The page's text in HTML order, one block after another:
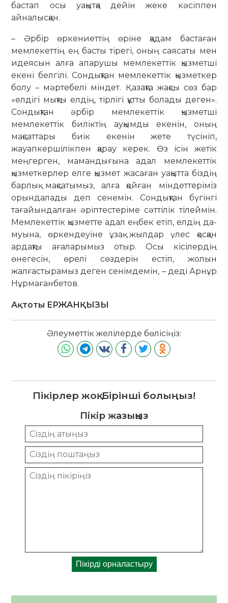
бастап осы уақытқа дейін жеке кәсіппен
айналысқан.
– Әрбір өркениеттің өріне қадам бас­таған
мемлекеттің ең басты ті­регі, оның саясаты мен
идеясын алға апарушы мемлекеттік қызметші
екені белгілі. Сондықтан мемлекеттік қыз­меткер
болу – мәртебелі міндет. Қа­зақта жақсы сөз бар
«елдігі мықты елдің, тірлігі құтты болады деген».
Сондықтан әрбір мемлекеттік қызметші
мемлекеттік биліктің ауқымды екенін, оның
мақсаттары биік екенін жете түсініп,
жауапкершілікпен қарау керек. Өз ісін жетік
меңгерген, мамандығына адал мемлекеттік
қызметкерлер елге қызмет жасаған уақытта біздің
барлық мақсатымыз, алға қойған міндеттеріміз
орындалады деп сенемін. Сондықтан бүгінгі
тағайындалған әріптестеріме сәт­тілік тілеймін.
Мемлекеттік қыз­метте адал еңбек етіп, елдің да­
муы­на, өркендеуіне ұзақ жылдар үлес қос­қан
ардақты ағаларымыз отыр. Осы кісілердің
өнегесін, өрелі сөз­де­рін естіп, жолын
жалғастырамыз деген сенімдемін, – деді Арнұр
Нұрма­ған­бетов.
Ақтоты ЕРЖАНҚЫЗЫ
Әлеуметтік желілерде бөлісіңіз:
Пікірлер жоқ. Бірінші болыңыз!
Пікір жазыңыз